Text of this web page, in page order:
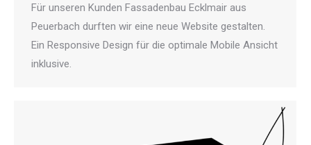
Für unseren Kunden Fassadenbau Ecklmair aus
Peuerbach durften wir eine neue Website gestalten.
Ein Responsive Design für die optimale Mobile Ansicht
inklusive.